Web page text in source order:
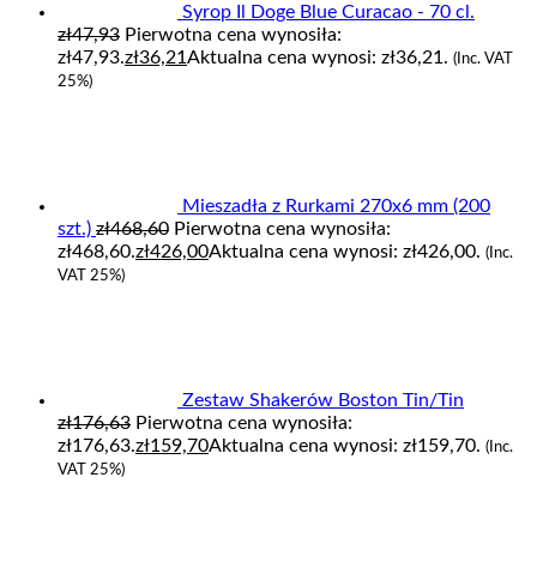
Syrop Il Doge Blue Curacao - 70 cl.
zł47,93 Pierwotna cena wynosiła:
zł47,93.zł36,21 Aktualna cena wynosi: zł36,21. (Inc. VAT
25%)
Mieszadła z Rurkami 270x6 mm (200
szt.) zł468,60 Pierwotna cena wynosiła:
zł468,60.zł426,00Aktualna cena wynosi: zł426,00. (Inc.
VAT 25%)
Zestaw Shakerów Boston Tin/Tin
zł176,63 Pierwotna cena wynosiła:
zł176,63.zł159,70Aktualna cena wynosi: zł159,70. (Inc.
VAT 25%)